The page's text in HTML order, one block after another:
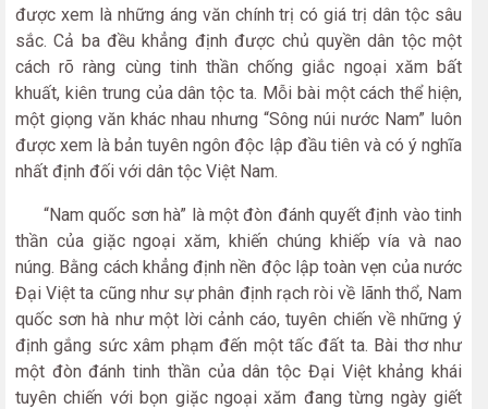
được xem là những áng văn chính trị có giá trị dân tộc sâu
sắc. Cả ba đều khẳng định được chủ quyền dân tộc một
cách rõ ràng cùng tinh thần chống giắc ngoại xăm bất
khuất, kiên trung của dân tộc ta. Mỗi bài một cách thể hiện,
một giọng văn khác nhau nhưng “Sông núi nước Nam” luôn
được xem là bản tuyên ngôn độc lập đầu tiên và có ý nghĩa
nhất định đối với dân tộc Việt Nam.
“Nam quốc sơn hà” là một đòn đánh quyết định vào tinh
thần của giặc ngoại xăm, khiến chúng khiếp vía và nao
núng. Bằng cách khẳng định nền độc lập toàn vẹn của nước
Đại Việt ta cũng như sự phân định rạch ròi về lãnh thổ, Nam
quốc sơn hà như một lời cảnh cáo, tuyên chiến về những ý
định gắng sức xâm phạm đến một tấc đất ta. Bài thơ như
một đòn đánh tinh thần của dân tộc Đại Việt khảng khái
tuyên chiến với bọn giặc ngoại xăm đang từng ngày giết